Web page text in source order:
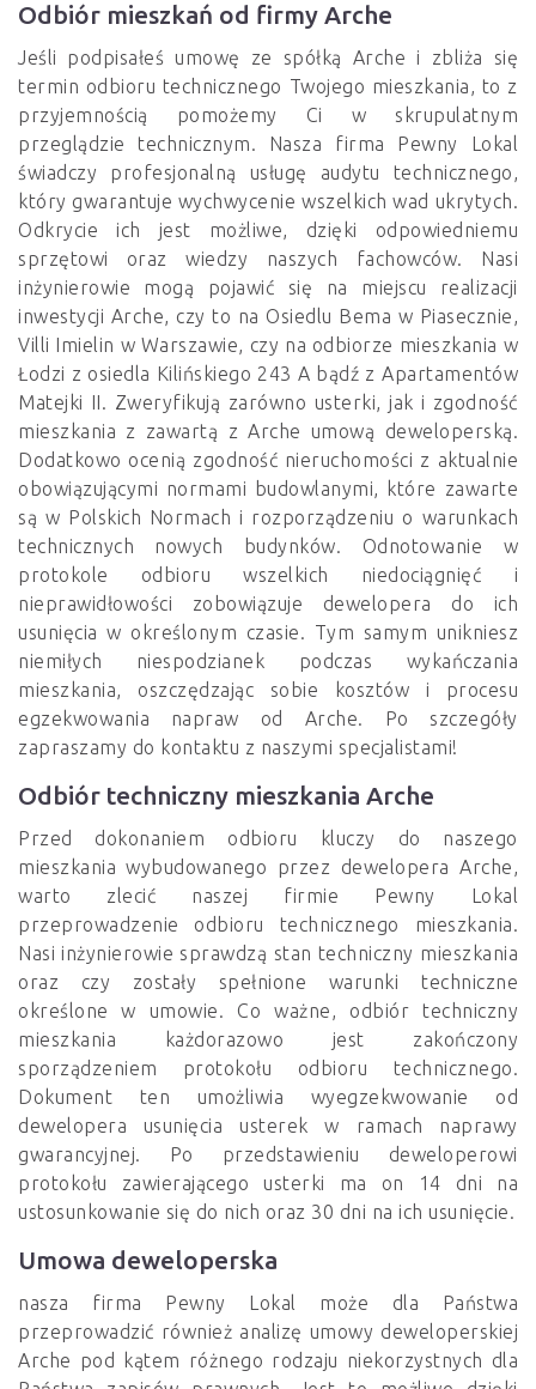
Odbiór mieszkań od firmy Arche
Jeśli podpisałeś umowę ze spółką Arche i zbliża się
termin odbioru technicznego Twojego mieszkania, to z
przyjemnością pomożemy Ci w skrupulatnym
przeglądzie technicznym. Nasza firma Pewny Lokal
świadczy profesjonalną usługę audytu technicznego,
który gwarantuje wychwycenie wszelkich wad ukrytych.
Odkrycie ich jest możliwe, dzięki odpowiedniemu
sprzętowi oraz wiedzy naszych fachowców. Nasi
inżynierowie mogą pojawić się na miejscu realizacji
inwestycji Arche, czy to na Osiedlu Bema w Piasecznie,
Villi Imielin w Warszawie, czy na odbiorze mieszkania w
Łodzi z osiedla Kilińskiego 243 A bądź z Apartamentów
Matejki II. Zweryfikują zarówno usterki, jak i zgodność
mieszkania z zawartą z Arche umową deweloperską.
Dodatkowo ocenią zgodność nieruchomości z aktualnie
obowiązującymi normami budowlanymi, które zawarte
są w Polskich Normach i rozporządzeniu o warunkach
technicznych nowych budynków. Odnotowanie w
protokole odbioru wszelkich niedociągnięć i
nieprawidłowości zobowiązuje dewelopera do ich
usunięcia w określonym czasie. Tym samym unikniesz
niemiłych niespodzianek podczas wykańczania
mieszkania, oszczędzając sobie kosztów i procesu
egzekwowania napraw od Arche. Po szczegóły
zapraszamy do kontaktu z naszymi specjalistami!
Odbiór techniczny mieszkania Arche
Przed dokonaniem odbioru kluczy do naszego
mieszkania wybudowanego przez dewelopera Arche,
warto zlecić naszej firmie Pewny Lokal
przeprowadzenie odbioru technicznego mieszkania.
Nasi inżynierowie sprawdzą stan techniczny mieszkania
oraz czy zostały spełnione warunki techniczne
określone w umowie. Co ważne, odbiór techniczny
mieszkania każdorazowo jest zakończony
sporządzeniem protokołu odbioru technicznego.
Dokument ten umożliwia wyegzekwowanie od
dewelopera usunięcia usterek w ramach naprawy
gwarancyjnej. Po przedstawieniu deweloperowi
protokołu zawierającego usterki ma on 14 dni na
ustosunkowanie się do nich oraz 30 dni na ich usunięcie.
Umowa deweloperska
nasza firma Pewny Lokal może dla Państwa
przeprowadzić również analizę umowy deweloperskiej
Arche pod kątem różnego rodzaju niekorzystnych dla